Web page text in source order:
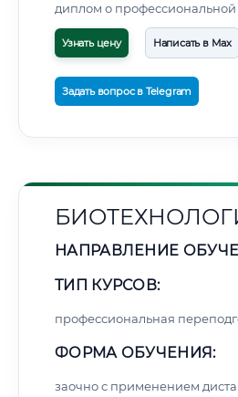
диплом о профессиональной
Узнать цену Написать в Max
Задать вопрос в Telegram
НАПРАВЛЕНИЕ
ТИП КУРСОВ:
профессиональная
ФОРМА ОБУЧЕНИЯ:
заочно с применением